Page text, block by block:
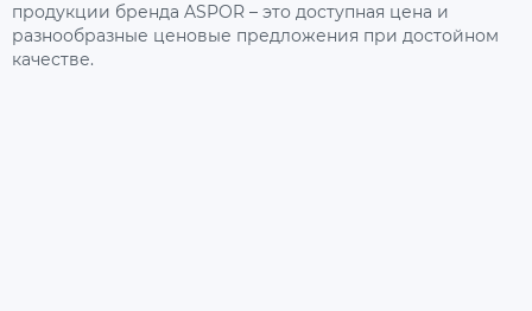
продукции бренда ASPOR – это доступная цена и
разнообразные ценовые предложения при достойном
качестве.